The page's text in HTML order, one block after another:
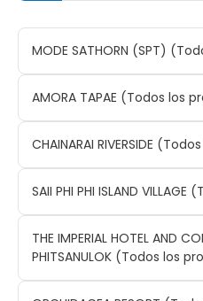
MODE SATHORN (SPT)
AMORA TAPAE (Todos los
CHAINARAI RIVERSIDE
SAII PHI PHI ISLAND
THE IMPERIAL HOTEL AND
PHITSANULOK (Todos los